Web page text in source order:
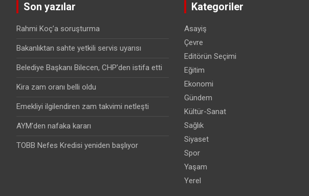
Son yazılar
Rahmi Koç’a soruşturma
Bakanlıktan sahte yetkili servis uyarısı
Belediye Başkanı Bilecen, CHP’den istifa etti
Kira zam oranı belli oldu
Emekliyi ilgilendiren zam takvimi netleşti
AYM’den nafaka kararı
TOBB Nefes Kredisi yeniden başlıyor
Kategoriler
Asayiş
Çevre
Editörün Seçimi
Eğitim
Ekonomi
Gündem
Kültür-Sanat
Sağlık
Siyaset
Spor
Yaşam
Yerel